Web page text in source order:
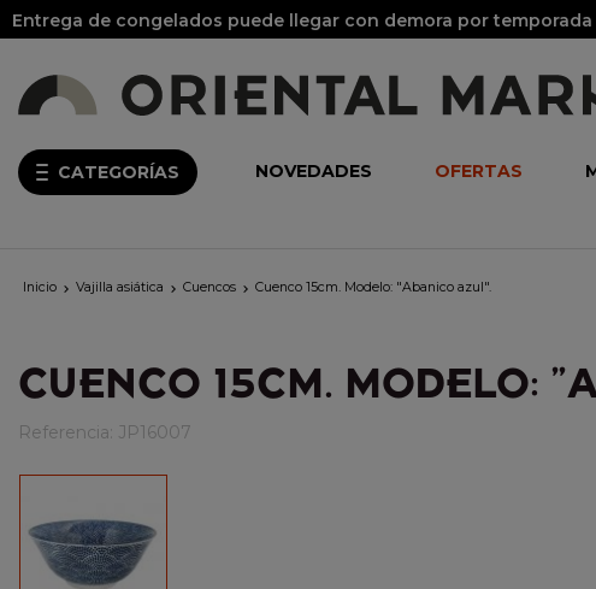
Entrega de congelados puede llegar con demora por temporada
CATEGORÍAS NOVEDADES OFERTAS
Inicio  Vajilla asiática  Cuencos  Cuenco 15cm. Modelo: "Abanico azul".
CUENCO 15CM. MODELO:
Referencia: JP16007